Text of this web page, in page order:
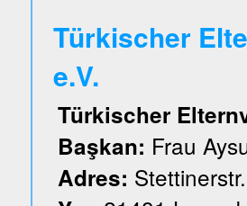
Türkischer
e.V.
Türkischer
Başkan: Frau
Adres: